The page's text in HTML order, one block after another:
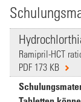
Ramipril-HCT
PDF 173 KB